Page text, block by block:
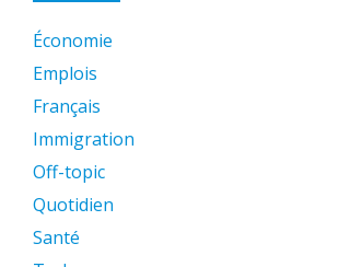
Économie
Emplois
Français
Immigration
Off-topic
Quotidien
Santé